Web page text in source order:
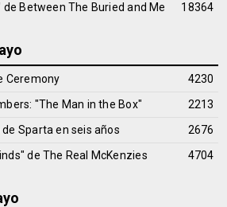
de Between The Buried and Me 18364
Ceremony
4230
"The Man in the Box"
2213
Sparta en seis años
2676
de The Real McKenzies 4704